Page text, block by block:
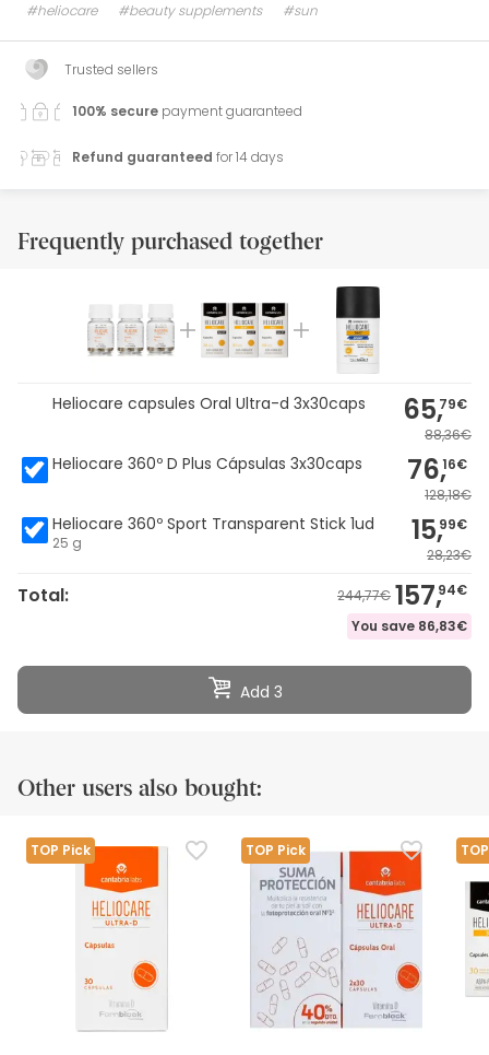
#heliocare #beauty supplements #sun
Trusted sellers
100% secure payment guaranteed
Refund guaranteed for 14 days
Frequently purchased together
Heliocare capsules Oral Ultra-d 3x30caps 65,79€
88,36€
Heliocare 360º D Plus Cápsulas 3x30caps 76,16€
128,18€
Heliocare 360º Sport Transparent Stick 1ud
25 g 15,99€
28,23€
Total: 244,77€ 157,94€
You save 86,83€
Add 3
Other users also bought:
TOP Pick TOP Pick